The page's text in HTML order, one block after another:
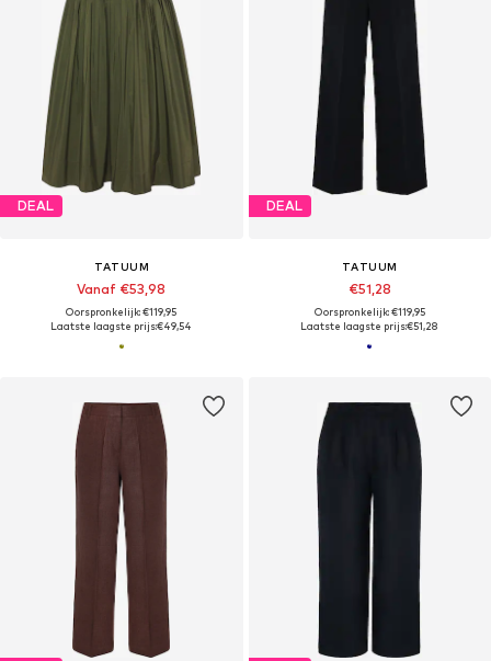
DEAL
TATUUM
Vanaf €53,98
Oorspronkelijk: €119,95
Laatste laagste prijs:€49,54
DEAL
TATUUM
€51,28
Oorspronkelijk: €119,95
Laatste laagste prijs:€51,28